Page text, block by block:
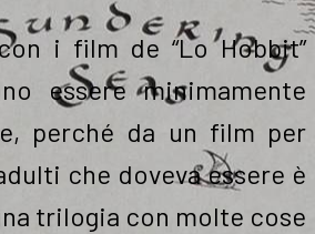
con i film de “Lo Hobbit”
essere minimamente
perché da un film per
che doveva essere è
trilogia con molte cose